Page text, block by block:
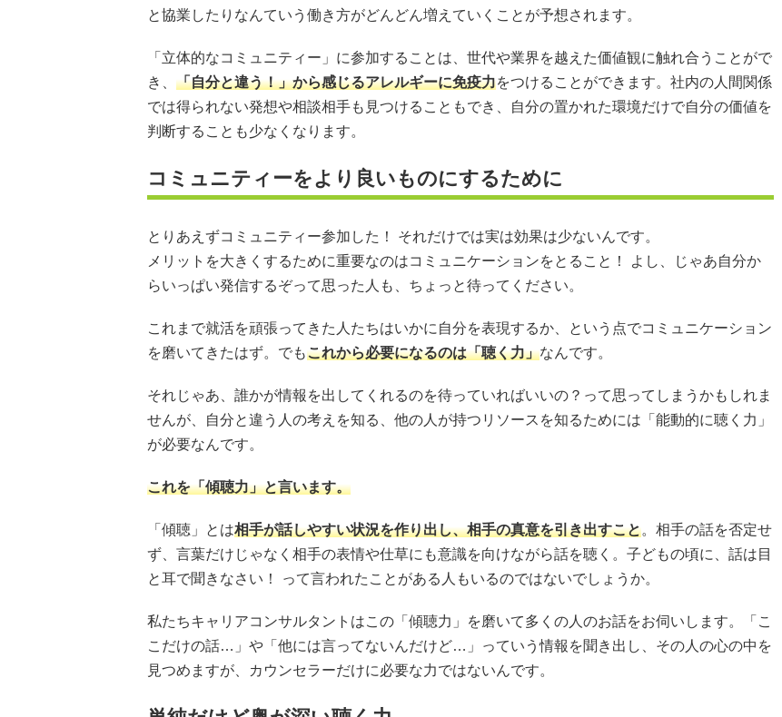
と協業したりなんていう働き方がどんどん増えていくことが予想されます。
「立体的なコミュニティー」に参加することは、世代や業界を越えた価値観に触れ合うことがで
き、 「自分と違う！」から感じるアレルギーに免疫力をつけることができます。社内の人間関係
では得られない発想や相談相手も見つけることもでき、自分の置かれた環境だけで自分の価値を
判断することも少なくなります。
コミュニティーをより良いものにするために
とりあえずコミュニティー参加した！ それだけでは実は効果は少ないんです。
メリットを大きくするために重要なのはコミュニケーションをとること！ よし、じゃあ自分か
らいっぱい発信するぞって思った人も、ちょっと待ってください。
これまで就活を頑張ってきた人たちはいかに自分を表現するか、という点でコミュニケーション
を磨いてきたはず。でもこれから必要になるのは「聴く力」なんです。
それじゃあ、誰かが情報を出してくれるのを待っていればいいの？って思ってしまうかもしれま
せんが、自分と違う人の考えを知る、他の人が持つリソースを知るためには「能動的に聴く力」
が必要なんです。
これを「傾聴力」と言います。
「傾聴」とは相手が話しやすい状況を作り出し、相手の真意を引き出すこと。相手の話を否定せ
ず、言葉だけじゃなく相手の表情や仕草にも意識を向けながら話を聴く。子どもの頃に、話は目
と耳で聞きなさい！ って言われたことがある人もいるのではないでしょうか。
私たちキャリアコンサルタントはこの「傾聴力」を磨いて多くの人のお話をお伺いします。「こ
こだけの話…」や「他には言ってないんだけど…」っていう情報を聞き出し、その人の心の中を
見つめますが、カウンセラーだけに必要な力ではないんです。